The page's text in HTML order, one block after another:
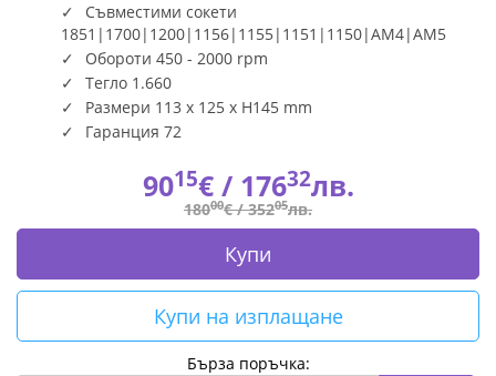
Съвместими сокети
1851|1700|1200|1156|1155|1151|1150|AM4|AM5
Обороти 450 - 2000 rpm
Тегло 1.660
Размери 113 x 125 x H145 mm
Гаранция 72
9015€ / 17632лв.
18000€ /35205лв.
Купи
Купи на изплащане
Бърза поръчка: